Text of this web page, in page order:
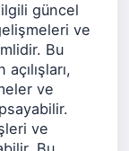
güncel
ve
Bu
ve
ve